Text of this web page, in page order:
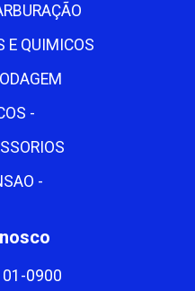
E QUIMICOS
-
-
0900